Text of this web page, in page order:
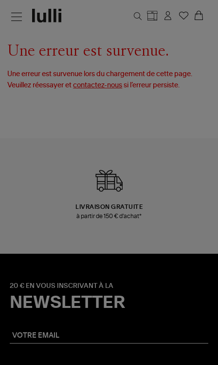
Une erreur est survenue.
Une erreur est survenue lors du chargement de cette page.
Veuillez réessayer etcontactez-nous si l’erreur persiste.
LIVRAISON GRATUITE
à partir de 150 € d'achat*
20 € EN VOUS INSCRIVANT À LA
NEWSLETTER